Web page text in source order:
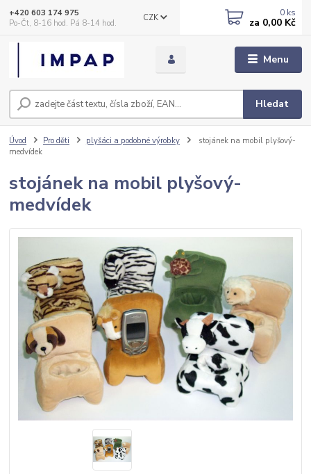
Menu
CZK
Hledat
+420 603 174 975
Po-Čt, 8-16 hod. Pá 8-14 hod.
0 ks
za 0,00 Kč
Úvod Pro děti plyšáci a podobné výrobky
stojánek na mobil plyšový-
medvídek
stojánek na mobil plyšový-
medvídek